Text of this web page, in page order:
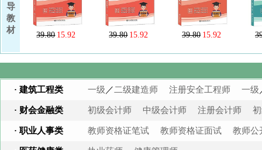
导
教
材
39.80 15.92 39.80 15.92 39.80 15.92
· 建筑工程类 一级 ／ 二级建造师 注册安全工程师 一级
· 财会金融类 初级会计师 中级会计师 注册会计师
· 职业人事类 教师资格证笔试 教师资格证面试 教师公